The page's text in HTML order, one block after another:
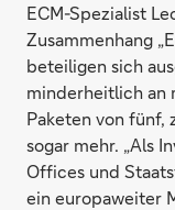
ECM-Spezialist
Zusammenhang
beteiligen sich
minderheitlich an
Paketen von fünf,
sogar mehr. „Als
Offices und
ein europaweiter